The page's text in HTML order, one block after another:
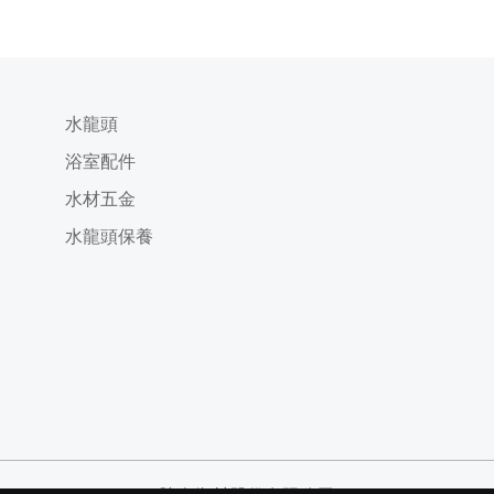
水龍頭
浴室配件
水材五金
水龍頭保養